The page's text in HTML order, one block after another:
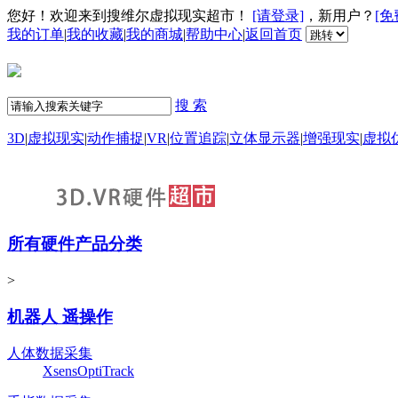
您好！欢迎来到搜维尔虚拟现实超市！ [请登录] ，新用户？ [免
我的订单|我的收藏|我的商城|帮助中心|返回首页
搜 索
3D|虚拟现实|动作捕捉|VR|位置追踪|立体显示器|增强现实|虚拟
所有硬件产品分类
>
机器人 遥操作
人体数据采集
XsensOptiTrack